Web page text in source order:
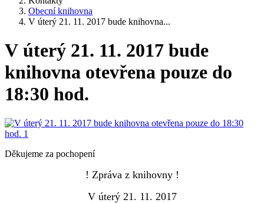
Obecní knihovna
V úterý 21. 11. 2017 bude knihovna...
V úterý 21. 11. 2017 bude
knihovna otevřena pouze do
18:30 hod.
Děkujeme za pochopení
! Zpráva z knihovny !
V úterý 21. 11. 2017